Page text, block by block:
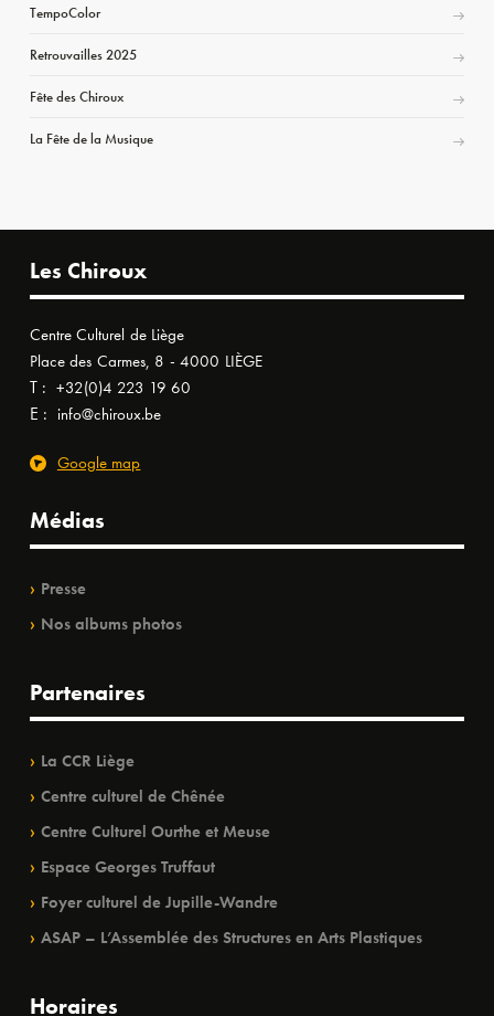
TempoColor
Retrouvailles 2025
Fête des Chiroux
La Fête de la Musique
Les Chiroux
Centre Culturel de Liège
Place des Carmes, 8 - 4000 LIÈGE
T : +32(0)4 223 19 60
E : info@chiroux.be
Google map
Médias
Presse
Nos albums photos
Partenaires
La CCR Liège
Centre culturel de Chênée
Centre Culturel Ourthe et Meuse
Espace Georges Truffaut
Foyer culturel de Jupille-Wandre
ASAP – L’Assemblée des Structures en Arts Plastiques
Horaires